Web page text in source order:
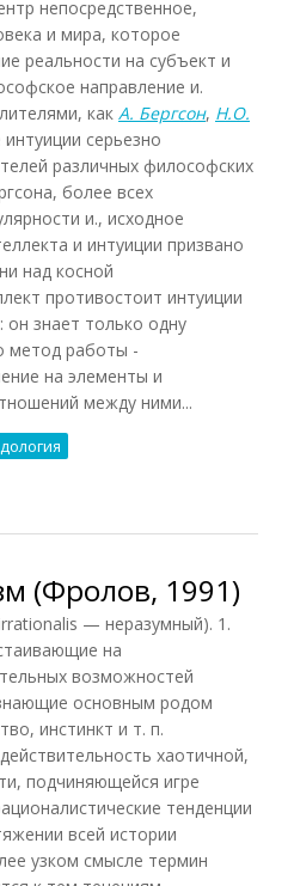
непосредственное,
и мира, которое
реальности на субъект и
направление и.
как А. Бергсон, Н.О.
серьезно
различных философских
более всех
и., исходное
и интуиции призвано
над косной
противостоит интуиции
знает только одну
метод работы -
на элементы и
между ними...
(Фролов, 1991)
— неразумный). 1.
на
возможностей
основным родом
инстинкт и т. п.
хаотичной,
подчиняющейся игре
тенденции
всей истории
узком смысле термин